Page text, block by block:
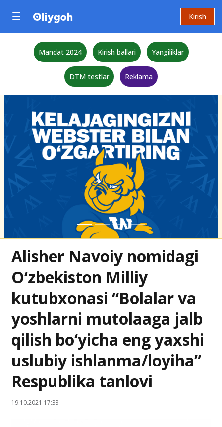
Kirish
Mandat 2024 Kirish ballari Yangiliklar
DTM testlar Reklama
Alisher Navoiy nomidagi
O‘zbekiston Milliy
kutubxonasi “Bolalar va
yoshlarni mutolaaga jalb
qilish bo‘yicha eng yaxshi
uslubiy ishlanma/loyiha”
Respublika tanlovi
19.10.2021 17:33